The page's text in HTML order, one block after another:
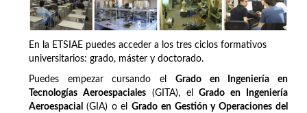
En la ETSIAE puedes acceder a los tres ciclos formativos
universitarios: grado, máster y doctorado.
Puedes empezar cursando el Grado en Ingeniería en
Tecnologías Aeroespaciales(GITA), elGrado en Ingeniería
Aeroespacial (GIA) o elGrado en Gestión y Operaciones del